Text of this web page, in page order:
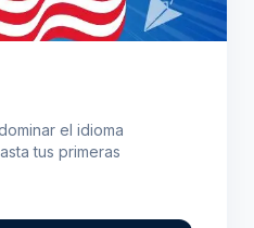
el idioma
tus primeras